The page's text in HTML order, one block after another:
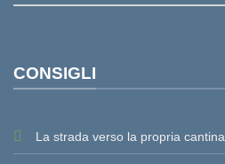
CONSIGLI
La strada verso la propria cantina